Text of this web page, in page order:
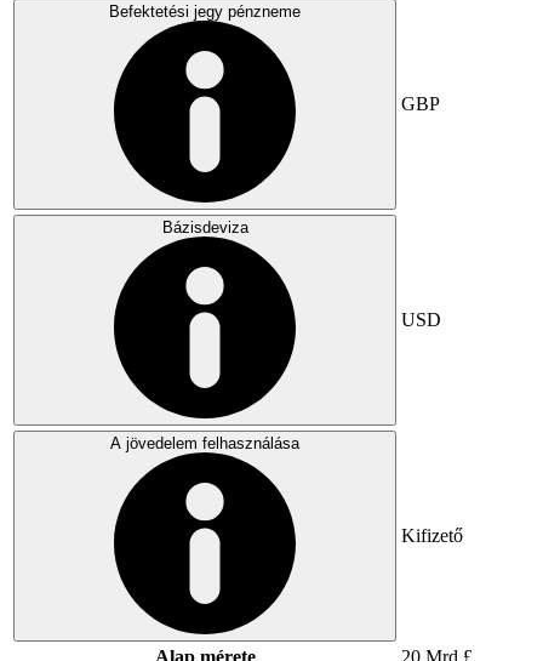
Befektetési jegy pénzneme
GBP
Bázisdeviza
USD
A jövedelem felhasználása
Kifizető
Alap mérete 20 Mrd £